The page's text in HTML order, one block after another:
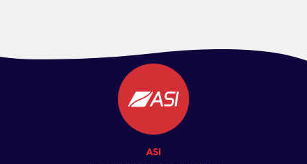
ASI